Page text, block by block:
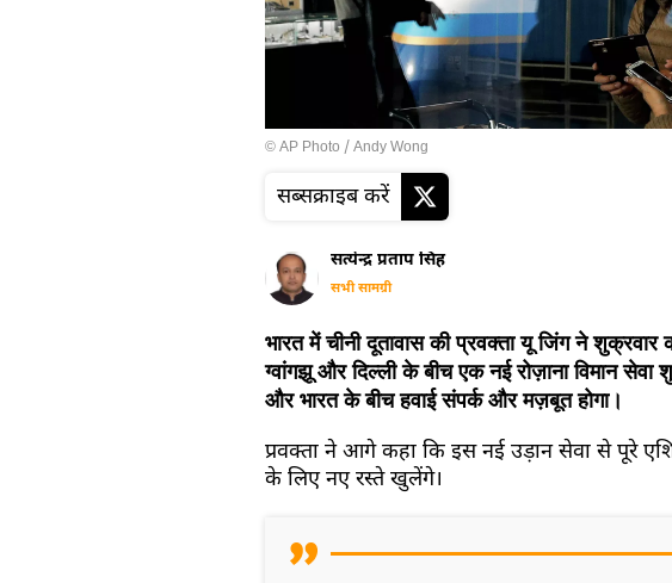
© AP Photo / Andy Wong
सब्सक्राइब करें
सत्येन्द्र प्रताप सिंह
सभी सामग्री
भारत में चीनी दूतावास की प्रवक्ता यू जिंग ने शुक्रवार
ग्वांगझू और दिल्ली के बीच एक नई रोज़ाना विमान
और भारत के बीच हवाई संपर्क और मज़बूत होगा।
प्रवक्ता ने आगे कहा कि इस नई उड़ान सेवा से पूरे
के लिए नए रस्ते खुलेंगे।